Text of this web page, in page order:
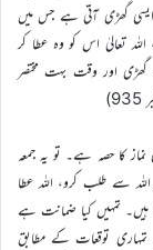
گھڑی آتی ہے جس میں
تعالیٰ اس کو وہ عطا کر
اور وقت بہت مختصر
کا حصہ ہے۔ تو یہ جمعہ
سے طلب کرو، اللہ عطا
ہیں۔ تمہیں کیا ضمانت ہے
تمہاری توقعات کے مطابق